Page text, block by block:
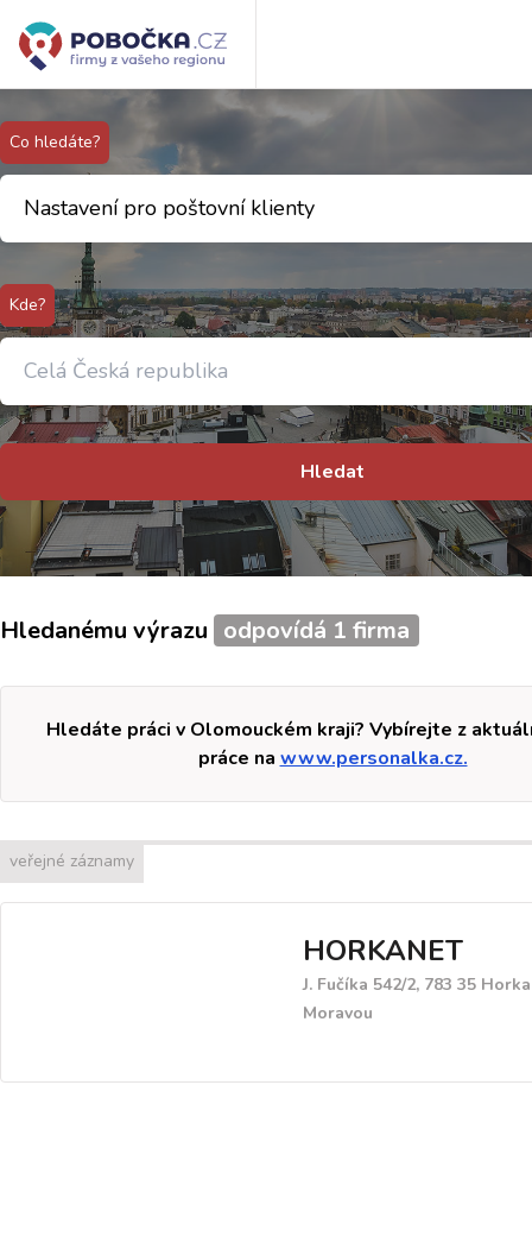
Co hledáte?
Kde?
Hledat
Hledanému výrazu odpovídá 1 firma
Hledáte práci v Olomouckém kraji? Vybírejte z
práce na www.personalka.cz.
veřejné záznamy
HORKANET
J. Fučíka 542/2, 783 35
Moravou